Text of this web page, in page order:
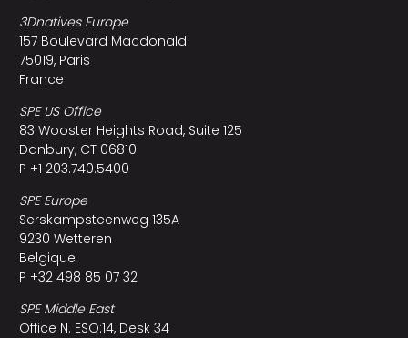
3Dnatives Europe
157 Boulevard Macdonald
75019, Paris
France
SPE US Office
83 Wooster Heights Road, Suite 125
Danbury, CT 06810
P +1 203.740.5400
SPE Europe
Serskampsteenweg 135A
9230 Wetteren
Belgique
P +32 498 85 07 32
SPE Middle East
Office N. ESO:14, Desk 34